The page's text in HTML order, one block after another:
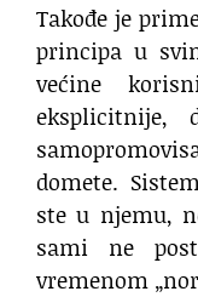
Takođe je
principa u
većine
eksplicitnije,
domete.
ste u njemu,
sami ne
vremenom